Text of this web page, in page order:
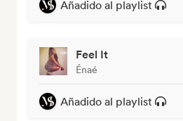
Añadido al playlist
Feel It
Énaé
Añadido al playlist